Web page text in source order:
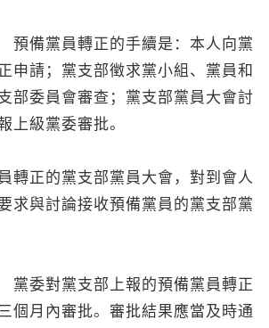
黨員轉正的手續是：本人向黨
申請；黨支部徵求黨小組、黨員和
部委員會審查；黨支部黨員大會討
上級黨委審批。
正的黨支部黨員大會，對到會人
求與討論接收預備黨員的黨支部黨
對黨支部上報的預備黨員轉正
個月內審批。審批結果應當及時通